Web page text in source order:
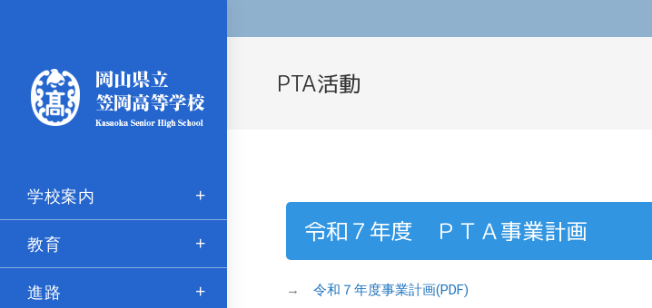
学校案内
教育
進路
PTA活動
令和７年度 ＰＴＡ事業計画
→ 令和７年度事業計画(PDF)